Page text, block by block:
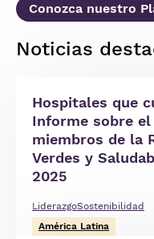
Conozca nuestro
Noticias
Hospitales que
Informe sobre
miembros de la
Verdes y
2025
LiderazgoSostenibilidad
América Latina